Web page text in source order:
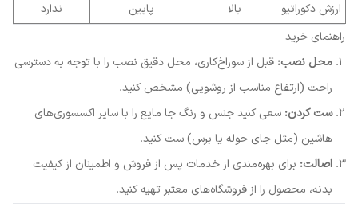
ارزش دکوراتیو
بالا پایین
ندارد
راهنمای خرید
محل نصب: قبل از سوراخ‌کاری، محل دقیق نصب را با توجه به دسترسی
راحت (ارتفاع مناسب از روشویی) مشخص کنید.
ست کردن: سعی کنید جنس و رنگ جا مایع را با سایر اکسسوری‌های
هاشین (مثل جای حوله یا برس) ست کنید.
اصالت: برای بهره‌مندی از خدمات پس از فروش و اطمینان از کیفیت
بدنه، محصول را از فروشگاه‌های معتبر تهیه کنید.